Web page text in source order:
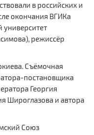
в российских и
окончания ВГИКа
университет
режиссёр
Съёмочная
постановщика
Георгия
Широглазова и автора
Союз